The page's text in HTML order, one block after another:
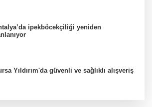
ipekböcekçiliği yeniden
Yıldırım'da güvenli ve sağlıklı alışveriş